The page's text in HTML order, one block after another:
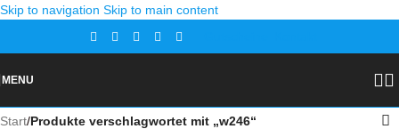
Skip to navigation Skip to main content
MENU
Start/Produkte verschlagwortet mit „w246“